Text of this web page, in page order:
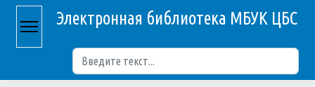
Электронная библиотека МБУК ЦБС